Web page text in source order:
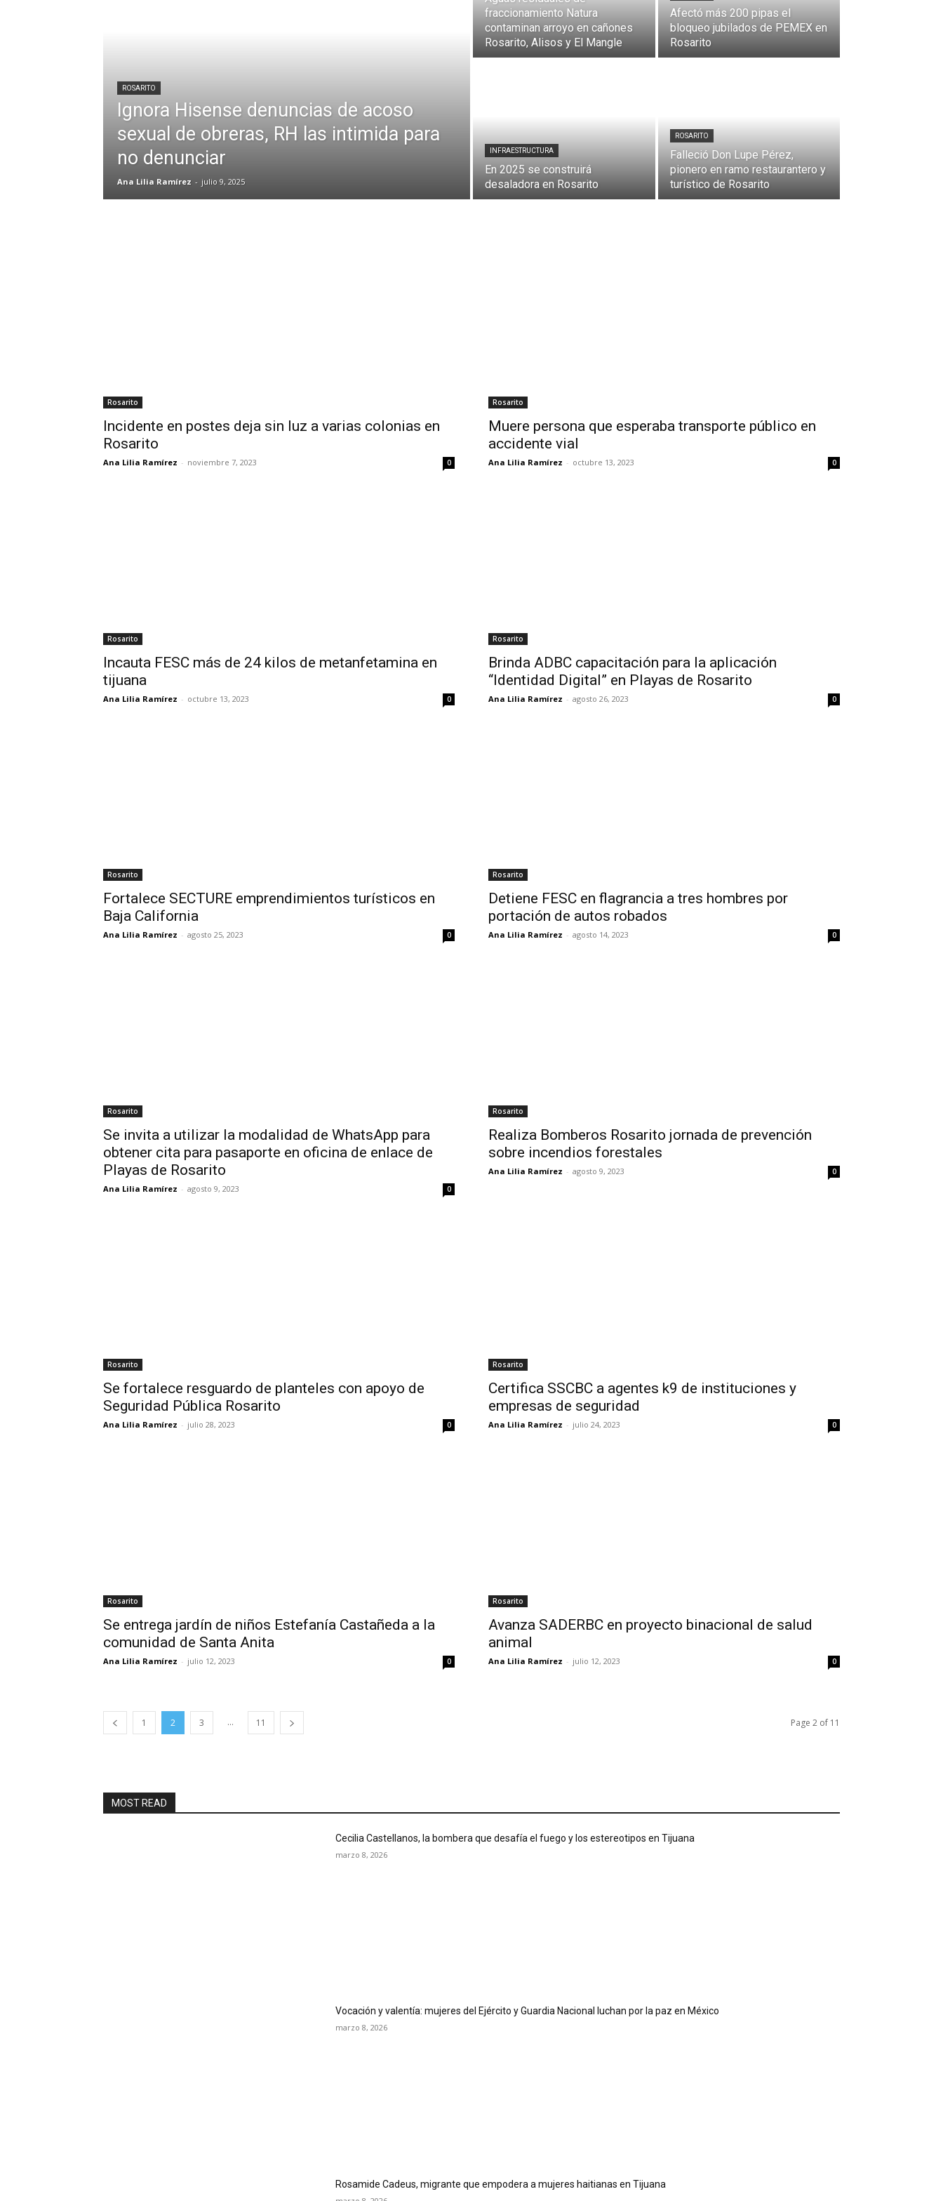
ROSARITO
Ignora Hisense denuncias de acoso
sexual de obreras, RH las intimida para
no denunciar
Ana Lilia Ramírez - julio 9, 2025
fraccionamiento Natura
contaminan arroyo en cañones
Rosarito, Alisos y El Mangle
Afectó más 200 pipas el
bloqueo jubilados de PEMEX en
Rosarito
INFRAESTRUCTURA
En 2025 se construirá
desaladora en Rosarito
ROSARITO
Falleció Don Lupe Pérez,
pionero en ramo restaurantero y
turístico de Rosarito
Rosarito
Incidente en postes deja sin luz a varias colonias en
Rosarito
Ana Lilia Ramírez - noviembre 7, 2023 0
Rosarito
Muere persona que esperaba transporte público en
accidente vial
Ana Lilia Ramírez - octubre 13, 2023 0
Rosarito
Incauta FESC más de 24 kilos de metanfetamina en
tijuana
Ana Lilia Ramírez - octubre 13, 2023 0
Rosarito
Brinda ADBC capacitación para la aplicación
“Identidad Digital” en Playas de Rosarito
Ana Lilia Ramírez - agosto 26, 2023 0
Rosarito
Fortalece SECTURE emprendimientos turísticos en
Baja California
Ana Lilia Ramírez - agosto 25, 2023 0
Rosarito
Detiene FESC en flagrancia a tres hombres por
portación de autos robados
Ana Lilia Ramírez - agosto 14, 2023 0
Rosarito
Se invita a utilizar la modalidad de WhatsApp para
obtener cita para pasaporte en oficina de enlace de
Playas de Rosarito
Ana Lilia Ramírez - agosto 9, 2023 0
Rosarito
Realiza Bomberos Rosarito jornada de prevención
sobre incendios forestales
Ana Lilia Ramírez - agosto 9, 2023 0
Rosarito
Se fortalece resguardo de planteles con apoyo de
Seguridad Pública Rosarito
Ana Lilia Ramírez - julio 28, 2023 0
Rosarito
Certifica SSCBC a agentes k9 de instituciones y
empresas de seguridad
Ana Lilia Ramírez - julio 24, 2023 0
Rosarito
Se entrega jardín de niños Estefanía Castañeda a la
comunidad de Santa Anita
Ana Lilia Ramírez - julio 12, 2023 0
Rosarito
Avanza SADERBC en proyecto binacional de salud
animal
Ana Lilia Ramírez - julio 12, 2023 0
1 2 3 ... 11 Page 2 of 11
MOST READ
Cecilia Castellanos, la bombera que desafía el fuego y los estereotipos en Tijuana
marzo 8, 2026
Vocación y valentía: mujeres del Ejército y Guardia Nacional luchan por la paz en México
marzo 8, 2026
Rosamide Cadeus, migrante que empodera a mujeres haitianas en Tijuana